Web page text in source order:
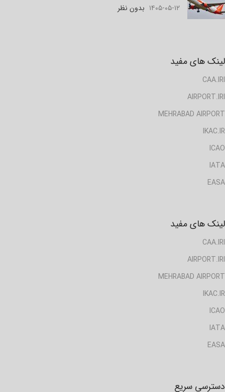
۱۴۰۵-۰۵-۱۲ بدون نظر
لینک های مفید
CAA.IRI
AIRPORT.IRI
MEHRABAD AIRPORT
IKAC.IR
ICAO
IATA
EASA
لینک های مفید
CAA.IRI
AIRPORT.IRI
MEHRABAD AIRPORT
IKAC.IR
ICAO
IATA
EASA
دسترسی سریع